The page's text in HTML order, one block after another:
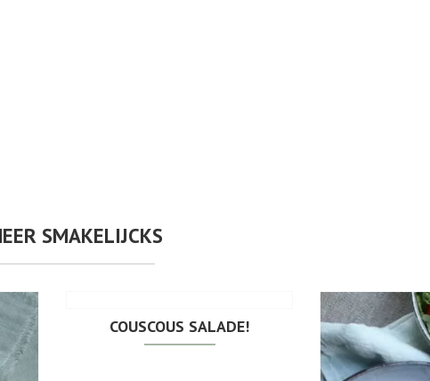
SMAKELIJCKS
COUSCOUS SALADE!